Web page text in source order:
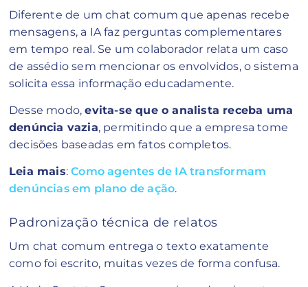
Diferente de um chat comum que apenas recebe
mensagens, a IA faz perguntas complementares
em tempo real. Se um colaborador relata um caso
de assédio sem mencionar os envolvidos, o sistema
solicita essa informação educadamente.
Desse modo,evita-se que o analista receba uma
denúncia vazia, permitindo que a empresa tome
decisões baseadas em fatos completos.
Leia mais:Como agentes de IA transformam
denúncias em plano de ação.
Padronização técnica de relatos
Um chat comum entrega o texto exatamente
como foi escrito, muitas vezes de forma confusa.